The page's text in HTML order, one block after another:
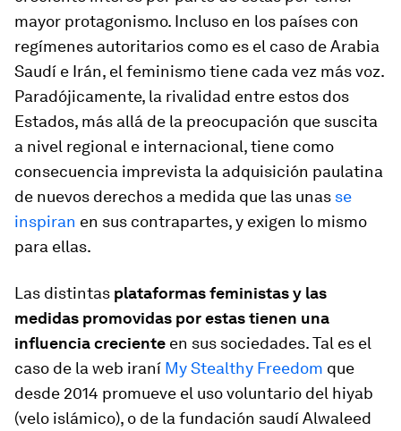
mayor protagonismo. Incluso en los países con
regímenes autoritarios como es el caso de Arabia
Saudí e Irán, el feminismo tiene cada vez más voz.
Paradójicamente, la rivalidad entre estos dos
Estados, más allá de la preocupación que suscita
a nivel regional e internacional, tiene como
consecuencia imprevista la adquisición paulatina
de nuevos derechos a medida que las unas se
inspiran en sus contrapartes, y exigen lo mismo
para ellas.
Las distintas plataformas feministas y las
medidas promovidas por estas tienen una
influencia creciente en sus sociedades. Tal es el
caso de la web iraní My Stealthy Freedom que
desde 2014 promueve el uso voluntario del hiyab
(velo islámico), o de la fundación saudí Alwaleed